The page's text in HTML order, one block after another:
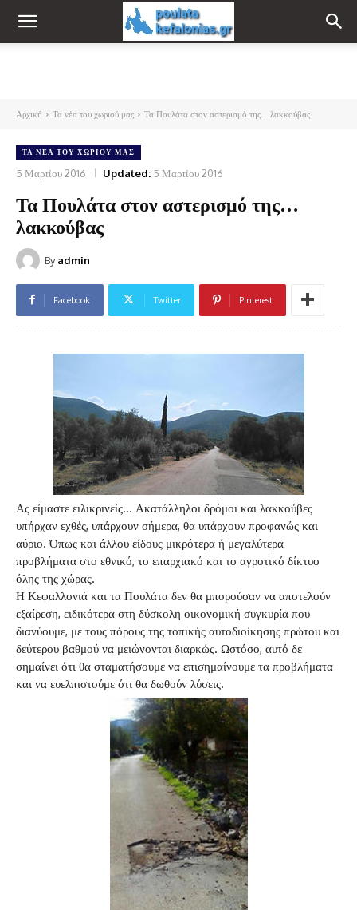
Αρχική Τα νέα του χωριού μας Τα Πουλάτα στον αστερισμό της... λακκούβας
ΤΑ ΝΈΑ ΤΟΥ ΧΩΡΙΟΎ ΜΑΣ
5 Μαρτίου 2016 Updated: 5 Μαρτίου 2016
Τα Πουλάτα στον αστερισμό της…
λακκούβας
By admin
Facebook Twitter Pinterest
Ας είμαστε ειλικρινείς… Ακατάλληλοι δρόμοι και λακκούβες
υπήρχαν εχθές, υπάρχουν σήμερα, θα υπάρχουν προφανώς και
αύριο. Όπως και άλλου είδους μικρότερα ή μεγαλύτερα
προβλήματα στο εθνικό, το επαρχιακό και το αγροτικό δίκτυο
όλης της χώρας.
Η Κεφαλλονιά και τα Πουλάτα δεν θα μπορούσαν να αποτελούν
εξαίρεση, ειδικότερα στη δύσκολη οικονομική συγκυρία που
διανύουμε, με τους πόρους της τοπικής αυτοδιοίκησης πρώτου και
δεύτερου βαθμού να μειώνονται διαρκώς. Ωστόσο, αυτό δε
σημαίνει ότι θα σταματήσουμε να επισημαίνουμε τα προβλήματα
και να ευελπιστούμε ότι θα δωθούν λύσεις.